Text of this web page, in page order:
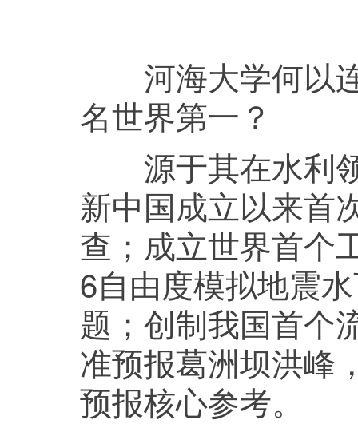
河海大学何以连
名世界第一？
源于其在水利领
新中国成立以来首
查；成立世界首个
6自由度模拟地震
题；创制我国首个
准预报葛洲坝洪峰
预报核心参考。